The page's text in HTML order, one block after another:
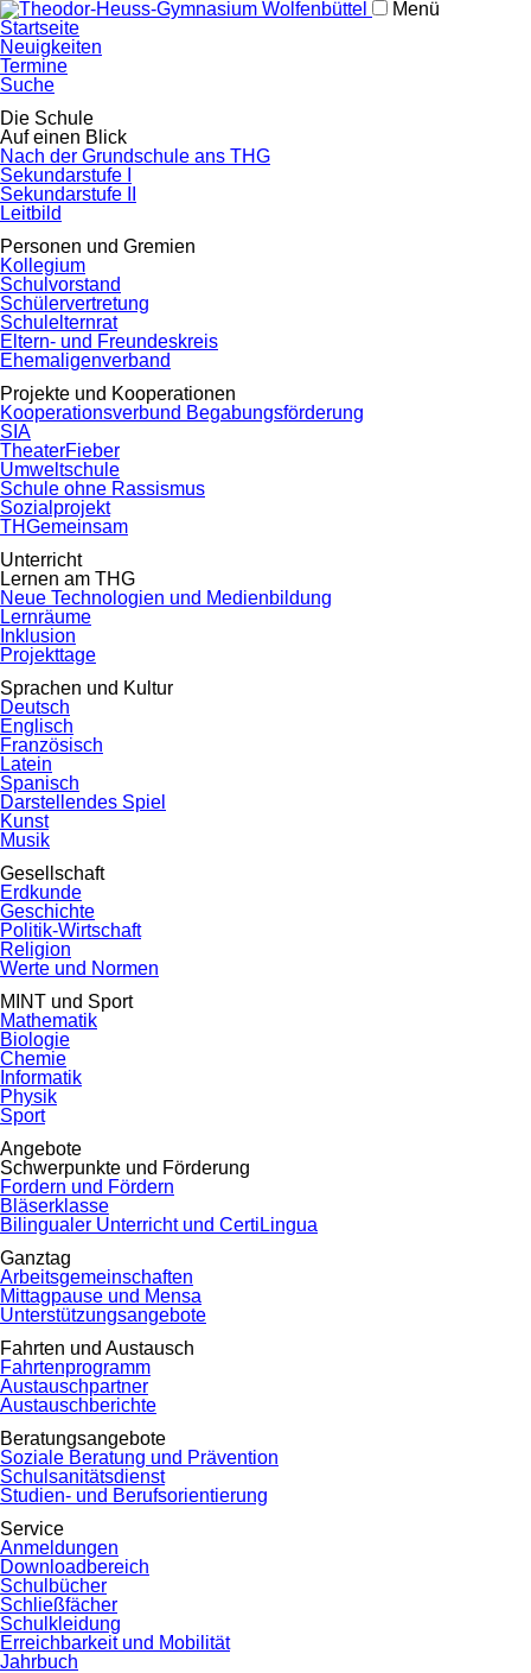
Menü
Navigation
überspringen
Startseite
Neuigkeiten
Termine
Suche
Navigation
überspringen
Die Schule
Auf einen Blick
Nach der Grundschule ans THG
Sekundarstufe I
Sekundarstufe II
Leitbild
Personen und Gremien
Kollegium
Schulvorstand
Schülervertretung
Schulelternrat
Eltern- und Freundeskreis
Ehemaligenverband
Projekte und Kooperationen
Kooperationsverbund Begabungsförderung
SIA
TheaterFieber
Umweltschule
Schule ohne Rassismus
Sozialprojekt
THGemeinsam
Unterricht
Lernen am THG
Neue Technologien und Medienbildung
Lernräume
Inklusion
Projekttage
Sprachen und Kultur
Deutsch
Englisch
Französisch
Latein
Spanisch
Darstellendes Spiel
Kunst
Musik
Gesellschaft
Erdkunde
Geschichte
Politik-Wirtschaft
Religion
Werte und Normen
MINT und Sport
Mathematik
Biologie
Chemie
Informatik
Physik
Sport
Angebote
Schwerpunkte und Förderung
Fordern und Fördern
Bläserklasse
Bilingualer Unterricht und CertiLingua
Ganztag
Arbeitsgemeinschaften
Mittagpause und Mensa
Unterstützungsangebote
Fahrten und Austausch
Fahrtenprogramm
Austauschpartner
Austauschberichte
Beratungsangebote
Soziale Beratung und Prävention
Schulsanitätsdienst
Studien- und Berufsorientierung
Service
Anmeldungen
Downloadbereich
Schulbücher
Schließfächer
Schulkleidung
Erreichbarkeit und Mobilität
Jahrbuch